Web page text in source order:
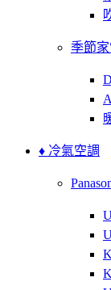
季節
♦ 冷氣空調